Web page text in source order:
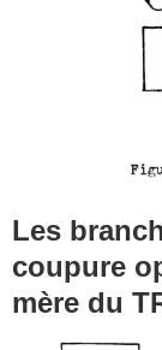
Les
coupure
mère du